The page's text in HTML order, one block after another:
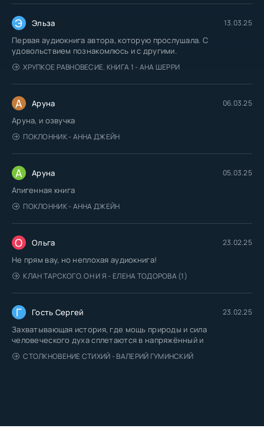
Э Эльза 13.03.25
Первая аудиокнига автора, которую прослушала. С
удовольствием познакомлюсь и с другими.
ХРУПКОЕ РАВНОВЕСИЕ. КНИГА 1 - АНА ШЕРРИ
А Аруна 06.03.25
Аруна, и озвучка
ПОКЛОННИК - АННА ДЖЕЙН
А Аруна 05.03.25
Апигенная книга
ПОКЛОННИК - АННА ДЖЕЙН
О Ольга 23.02.25
Не прям вау, но неплохая аудиокнига!
КЛАН ТАРСКОГО. ОН И Я - ЕЛЕНА ТОДОРОВА (1)
Г Гость Сергей 23.02.25
Захватывающая история, где мощь природы и сила
человеческого духа сплетаются в напряжённый и
СТОЛКНОВЕНИЕ СТИХИЙ - ВАЛЕРИЙ ГУМИНСКИЙ